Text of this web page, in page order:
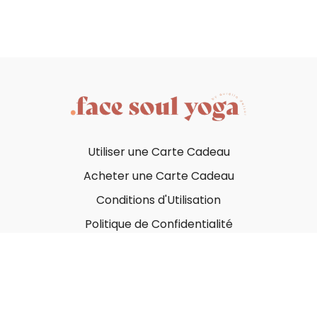
Utiliser une Carte Cadeau
Acheter une Carte Cadeau
Conditions d'Utilisation
Politique de Confidentialité